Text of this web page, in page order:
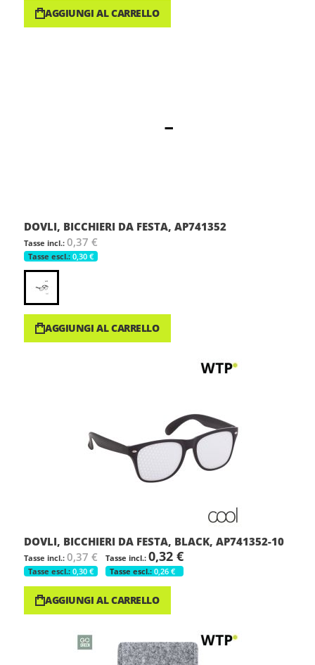
AGGIUNGI AL CARRELLO
DOVLI, BICCHIERI DA FESTA, AP741352
0,37 €
0,30 €
AGGIUNGI AL CARRELLO
DOVLI, BICCHIERI DA FESTA, BLACK, AP741352-10
0,37 €
0,30 €
0,32 €
0,26 €
AGGIUNGI AL CARRELLO